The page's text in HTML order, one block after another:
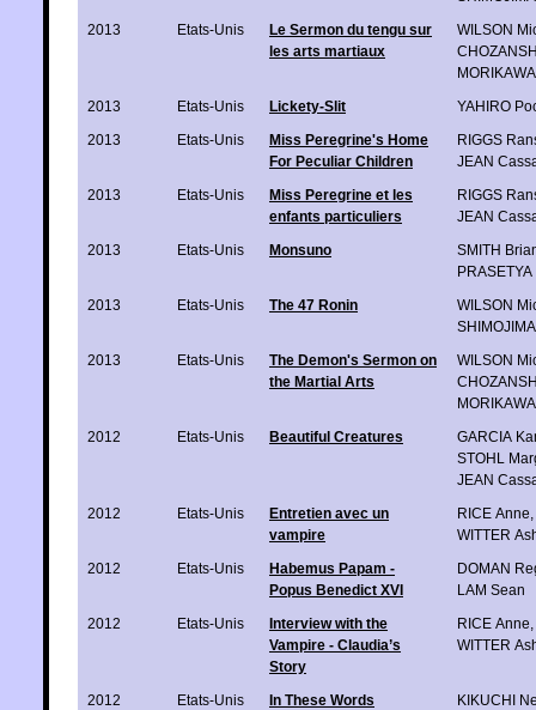
2013
Etats-Unis
Le Sermon du tengu sur
les arts martiaux
WILSON
2013
Etats-Unis Lickety-Slit
YAHIRO
2013
Etats-Unis
Miss Peregrine's Home
For Peculiar Children
RIGGS
JEAN
2013
Etats-Unis
Miss Peregrine et les
enfants particuliers
RIGGS
JEAN
2013
Etats-Unis Monsuno
SMITH
2013
Etats-Unis The 47 Ronin
WILSON
2013
Etats-Unis
The Demon's Sermon on
the Martial Arts
WILSON
2012
Etats-Unis Beautiful Creatures
GARCIA
STOHL
JEAN
2012
Etats-Unis
Entretien avec un
vampire
RICE Anne
WITTER
2012
Etats-Unis
Habemus Papam -
Popus Benedict XVI
DOMAN
LAM Sean
2012
Etats-Unis
Interview with the
Vampire - Claudia’s
Story
RICE Anne
WITTER
2012 Etats-Unis In These Words
KIKUCHI